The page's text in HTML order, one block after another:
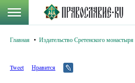
Главная Издательство Сретенского монастыря
Tweet Нравится